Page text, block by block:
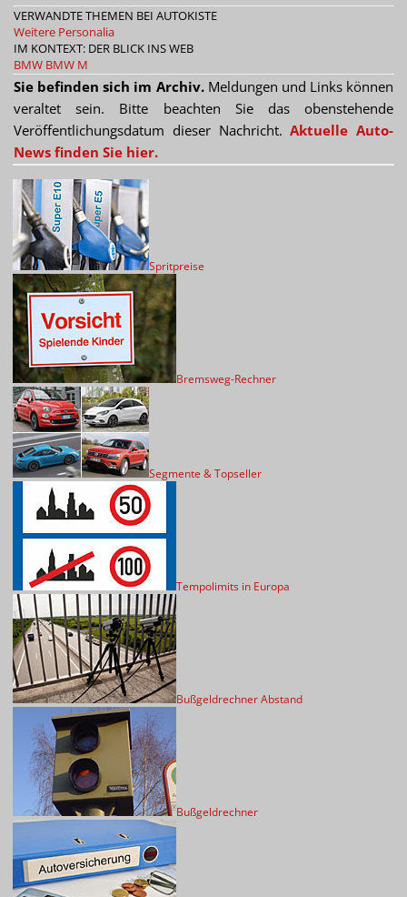
VERWANDTE THEMEN BEI AUTOKISTE
Weitere Personalia
IM KONTEXT: DER BLICK INS WEB
BMW BMW M
Sie befinden sich im Archiv.Meldungen und Links können
veraltet sein. Bitte beachten Sie das obenstehende
Veröffentlichungsdatum dieser Nachricht.Aktuelle Auto-
News finden Sie hier.
Spritpreise
Bremsweg-Rechner
Segmente & Topseller
Tempolimits in Europa
Bußgeldrechner Abstand
Bußgeldrechner